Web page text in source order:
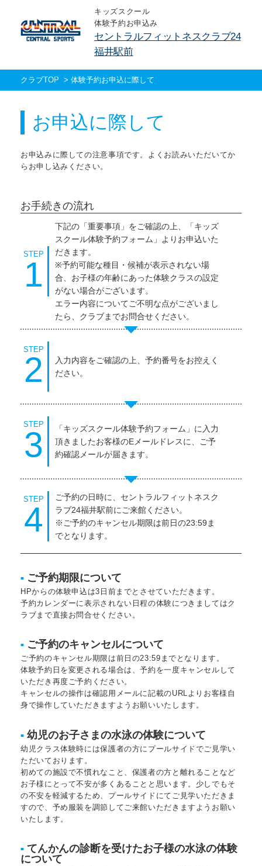
キッズスクール
体験予約お申込み
セントラルフィットネスクラブ24
福井駅前
クラブTOP > 体験予約お申込に際して
お申込に際して
お申込みに際しての注意事項です。よくお読みいただいてか
らお申し込みください。
お手続きの流れ
STEP
1
下記の「重要事項」をご確認の上、「キッズ
スクール体験予約フォーム」よりお申込いた
だきます。
※予約可能な種目・候補が表示されない場
合、お子様の年齢にあった体験クラスの設定
がない場合がございます。
エラー内容についてご不明な点がございまし
たら、クラブまでお問合せください。
STEP
2
入力内容をご確認の上、予約番号をお控えく
ださい。
STEP
3
「キッズスクール体験予約フォーム」に入力
頂きましたお客様のEメールドレスに、ご予
約確認メールが届きます。
STEP
4
ご予約の日時に、セントラルフィットネスク
ラブ24福井駅前にご来館ください。
※ご予約のキャンセル期限は前日の23:59ま
でとなります。
■ ご予約期限について
HPからの体験申込は3日前までとさせていただきます。
予約カレンダーに表示されない日程の体験につきましてはク
ラブまで直接お問合せください。
■ ご予約のキャンセルについて
ご予約のキャンセル期限は前日の23:59までとなります。
体験予約日を変更される場合は、予約を一度キャンセルして
いただき再度ご予約ください。
キャンセルの操作は確認用メールに記載のURLよりお客様自
身で操作していただきますようお願いいたします。
■ 幼児のお子さまの水泳の体験について
幼児クラス体験時には保護者の方にプールサイドでご見学い
ただいております。
初めての施設で不慣れなこと、保護者の方と離れることなど
お子様にとって不安が多くあることと思います。少しでもそ
の不安を軽減するため、プールサイドにてご見学いただきま
すので、予め服装を調節してご来館いただきますようお願い
いたします。
■ てんかんの診断を受けたお子様の水泳の体験
について